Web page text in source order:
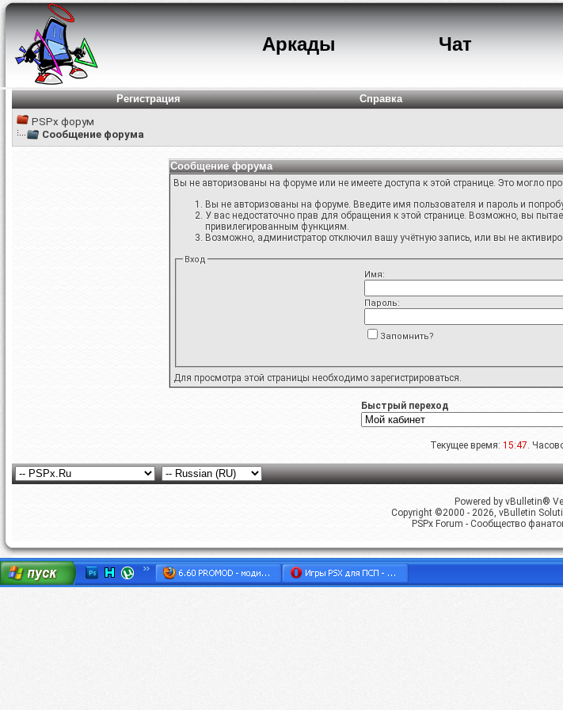
Аркады Чат
Регистрация Справка
PSPx форум
Сообщение форума
Сообщение форума
Вы не авторизованы на форуме или не имеете доступа к этой странице. Это могло
Вы не авторизованы на форуме. Введите имя пользователя и пароль и
У вас недостаточно прав для обращения к этой странице. Возможно, вы
привилегированным функциям.
Возможно, администратор отключил вашу учётную запись, или вы не
Вход
Имя:
Пароль:
Запомнить?
Для просмотра этой страницы необходимо зарегистрироваться.
Быстрый переход
Текущее время: 15:47.
Powered by vBulletin®
Copyright ©2000 - 2026, vBulletin
PSPx Forum - Сообщество